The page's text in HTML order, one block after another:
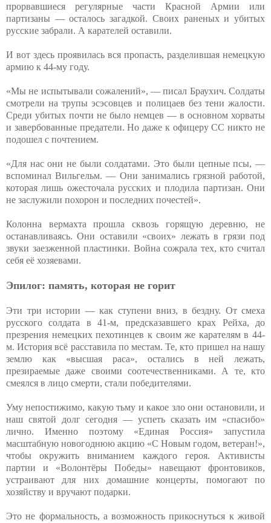
прорвавшиеся регулярные части Красной Армии или
партизаны — осталось загадкой. Своих раненых и убитых
русские забрали. А карателей оставили.
И вот здесь проявилась вся пропасть, разделившая немецкую
армию к 44-му году.
«Мы не испытывали сожалений», — писал Браухич. Солдаты
смотрели на трупы эсэсовцев и полицаев без тени жалости.
Среди убитых почти не было немцев — в основном хорваты
и завербованные предатели. Но даже к офицеру СС никто не
подошел с почтением.
«Для нас они не были солдатами. Это были цепные псы, —
вспоминал Вильгельм. — Они занимались грязной работой,
которая лишь ожесточала русских и плодила партизан. Они
не заслужили похорон и последних почестей».
Колонна вермахта прошла сквозь горящую деревню, не
останавливаясь. Они оставили «своих» лежать в грязи под
звуки заезженной пластинки. Война сожрала тех, кто считал
себя её хозяевами.
Эпилог: память, которая не горит
Эти три истории — как ступени вниз, в бездну. От смеха
русского солдата в 41-м, предсказавшего крах Рейха, до
презрения немецких пехотинцев к своим же карателям в 44-
м. История всё расставила по местам. Те, кто пришел на нашу
землю как «высшая раса», остались в ней лежать,
презираемые даже своими соотечественниками. А те, кто
смеялся в лицо смерти, стали победителями.
Уму непостижимо, какую тьму и какое зло они остановили, и
наш святой долг сегодня — успеть сказать им «спасибо»
лично. Именно поэтому «Единая Россия» запустила
масштабную новогоднюю акцию «С Новым годом, ветеран!»,
чтобы окружить вниманием каждого героя. Активисты
партии и «Волонтёры Победы» навещают фронтовиков,
устраивают для них домашние концерты, помогают по
хозяйству и вручают подарки.
Это не формальность, а возможность прикоснуться к живой